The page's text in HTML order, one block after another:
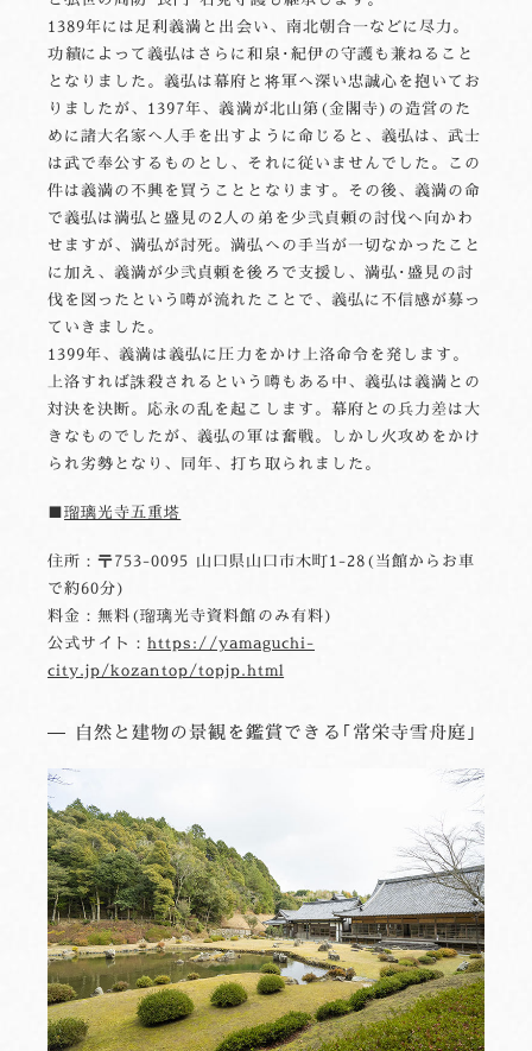
1389年には足利義満と出会い、南北朝合一などに尽力。
功績によって義弘はさらに和泉･紀伊の守護も兼ねること
となりました。義弘は幕府と将軍へ深い忠誠心を抱いてお
りましたが、1397年、義満が北山第(金閣寺)の造営のた
めに諸大名家へ人手を出すように命じると、義弘は、武士
は武で奉公するものとし、それに従いませんでした。この
件は義満の不興を買うこととなります。その後、義満の命
で義弘は満弘と盛見の2人の弟を少弐貞頼の討伐へ向かわ
せますが、満弘が討死。満弘への手当が一切なかったこと
に加え、義満が少弐貞頼を後ろで支援し、満弘･盛見の討
伐を図ったという噂が流れたことで、義弘に不信感が募っ
ていきました。
1399年、義満は義弘に圧力をかけ上洛命令を発します。
上洛すれば誅殺されるという噂もある中、義弘は義満との
対決を決断。応永の乱を起こします。幕府との兵力差は大
きなものでしたが、義弘の軍は奮戦。しかし火攻めをかけ
られ劣勢となり、同年、打ち取られました。
■瑠璃光寺五重塔
住所：〒753-0095 山口県山口市木町1-28(当館からお車
で約60分)
料金：無料(瑠璃光寺資料館のみ有料)
公式サイト：https://yamaguchi-
city.jp/kozantop/topjp.html
自然と建物の景観を鑑賞できる｢常栄寺雪舟庭｣